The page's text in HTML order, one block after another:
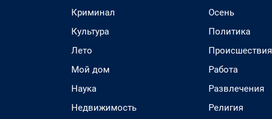
Криминал
Культура
Лето
Мой дом
Наука
Недвижимость
Осень
Политика
Происшествия
Работа
Развлечения
Религия